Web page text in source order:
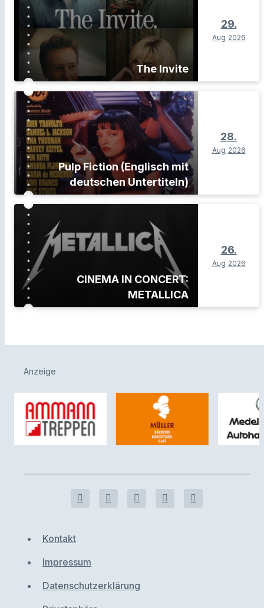
The Invite
29.
Aug 2026
Pulp Fiction (Englisch mit
deutschen Untertiteln)
28.
Aug 2026
CINEMA IN CONCERT:
METALLICA
26.
Aug 2026
Anzeige
Kontakt
Impressum
Datenschutzerklärung